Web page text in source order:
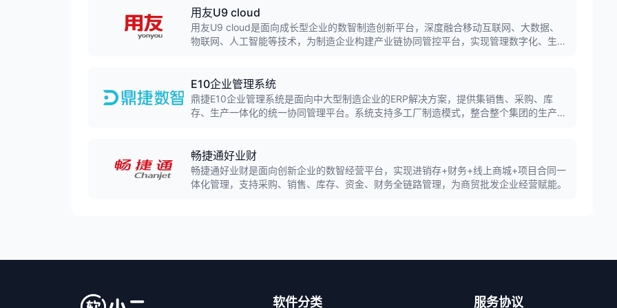
用友U9 cloud
用友U9 cloud是面向成长型企业的数智制造创新平台，深度融合移动互联网、大数据、
物联网、人工智能等技术，为制造企业构建产业链协同管控平台，实现管理数字化、生产
E10企业管理系统
鼎捷E10企业管理系统是面向中大型制造企业的ERP解决方案，提供集销售、采购、库
存、生产一体化的统一协同管理平台。系统支持多工厂制造模式，整合整个集团的生产能
畅捷通好业财
畅捷通好业财是面向创新企业的数智经营平台，实现进销存+财务+线上商城+项目合同一
体化管理，支持采购、销售、库存、资金、财务全链路管理，为商贸批发企业经营赋能。
软件分类 服务协议